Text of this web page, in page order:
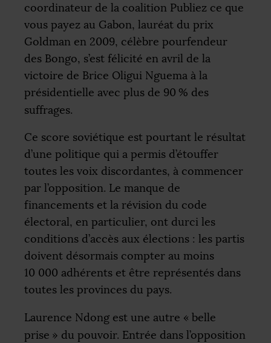
coordinateur de la coalition Publiez ce que
vous payez au Gabon, lauréat du prix
Goldman en 2009, célèbre pourfendeur
des Bongo, s’est félicité en avril de la
victoire de Brice Oligui Nguema à la
présidentielle avec plus de 90 % des
suffrages.
Ce score soviétique est pourtant le résultat
d’une politique qui a permis d’étouffer
toutes les voix discordantes, à commencer
par l’opposition. Le manque de
financements et la révision du code
électoral, en particulier, ont durci les
conditions d’accès aux élections : les partis
doivent désormais compter au moins
10 000 adhérents et être représentés dans
toutes les provinces du pays.
Laurence Ndong est une autre « belle
prise » du pouvoir. Entrée dans l’opposition